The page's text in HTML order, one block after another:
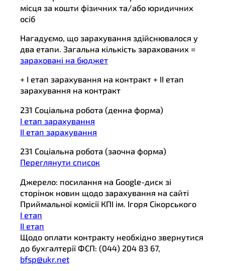
місця за кошти фізичних та/або юридичних
осіб
Нагадуємо, що зарахування здійснювалося у
два етапи. Загальна кількість зарахованих =
зараховані на бюджет
+ І етап зарахування на контракт + ІІ етап
зарахування на контракт
231 Соціальна робота (денна форма)
І етап зарахування
ІІ етап зарахування
231 Соціальна робота (заочна форма)
Переглянути список
Джерело: посилання на Google-диск зі
сторінок новин щодо зарахування на сайті
Приймальної комісії КПІ ім. Ігоря Сікорського
І етап
ІІ етап
Щодо оплати контракту необхідно звернутися
до бухгалтерії ФСП: (044) 204 83 67,
bfsp@ukr.net